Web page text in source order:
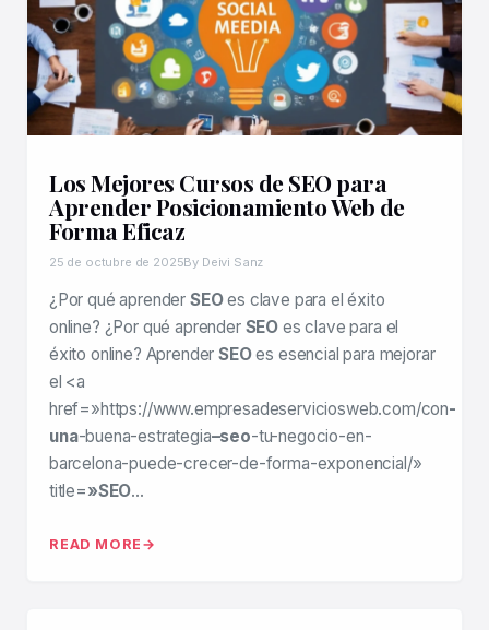
Los Mejores Cursos de SEO para
Aprender Posicionamiento Web de
Forma Eficaz
25 de octubre de 2025By Deivi Sanz
¿Por qué aprender SEOes clave para el éxito
online? ¿Por qué aprender SEO es clave para el
éxito online? AprenderSEOes esencial para mejorar
el <a
href=»https://www.empresadeserviciosweb.com/con-
una-buena-estrategia–seo-tu-negocio-en-
barcelona-puede-crecer-de-forma-exponencial/»
title=»SEO…
READ MORE